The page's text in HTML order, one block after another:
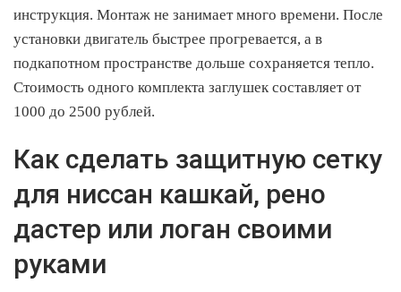
инструкция. Монтаж не занимает много времени. После
установки двигатель быстрее прогревается, а в
подкапотном пространстве дольше сохраняется тепло.
Стоимость одного комплекта заглушек составляет от
1000 до 2500 рублей.
Как сделать защитную сетку
для ниссан кашкай, рено
дастер или логан своими
руками